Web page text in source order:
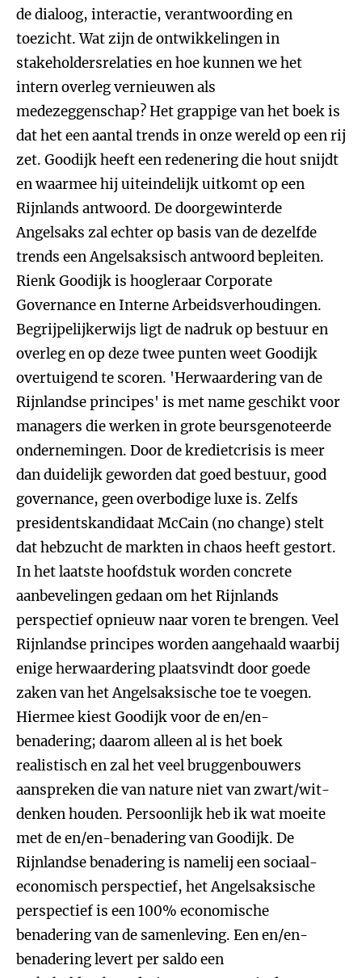
de dialoog, interactie, verantwoording en
toezicht. Wat zijn de ontwikkelingen in
stakeholdersrelaties en hoe kunnen we het
intern overleg vernieuwen als
medezeggenschap? Het grappige van het boek is
dat het een aantal trends in onze wereld op een rij
zet. Goodijk heeft een redenering die hout snijdt
en waarmee hij uiteindelijk uitkomt op een
Rijnlands antwoord. De doorgewinterde
Angelsaks zal echter op basis van de dezelfde
trends een Angelsaksisch antwoord bepleiten.
Rienk Goodijk is hoogleraar Corporate
Governance en Interne Arbeidsverhoudingen.
Begrijpelijkerwijs ligt de nadruk op bestuur en
overleg en op deze twee punten weet Goodijk
overtuigend te scoren. 'Herwaardering van de
Rijnlandse principes' is met name geschikt voor
managers die werken in grote beursgenoteerde
ondernemingen. Door de kredietcrisis is meer
dan duidelijk geworden dat goed bestuur, good
governance, geen overbodige luxe is. Zelfs
presidentskandidaat McCain (no change) stelt
dat hebzucht de markten in chaos heeft gestort.
In het laatste hoofdstuk worden concrete
aanbevelingen gedaan om het Rijnlands
perspectief opnieuw naar voren te brengen. Veel
Rijnlandse principes worden aangehaald waarbij
enige herwaardering plaatsvindt door goede
zaken van het Angelsaksische toe te voegen.
Hiermee kiest Goodijk voor de en/en-
benadering; daarom alleen al is het boek
realistisch en zal het veel bruggenbouwers
aanspreken die van nature niet van zwart/wit-
denken houden. Persoonlijk heb ik wat moeite
met de en/en-benadering van Goodijk. De
Rijnlandse benadering is namelij een sociaal-
economisch perspectief, het Angelsaksische
perspectief is een 100% economische
benadering van de samenleving. Een en/en-
benadering levert per saldo een